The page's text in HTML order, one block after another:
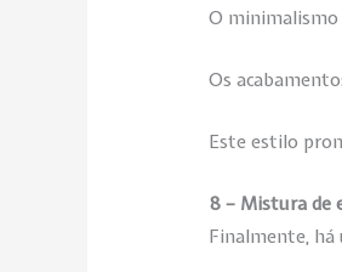
O minimalismo
Os
Este estilo
8 – Mistura de
Finalmente, há